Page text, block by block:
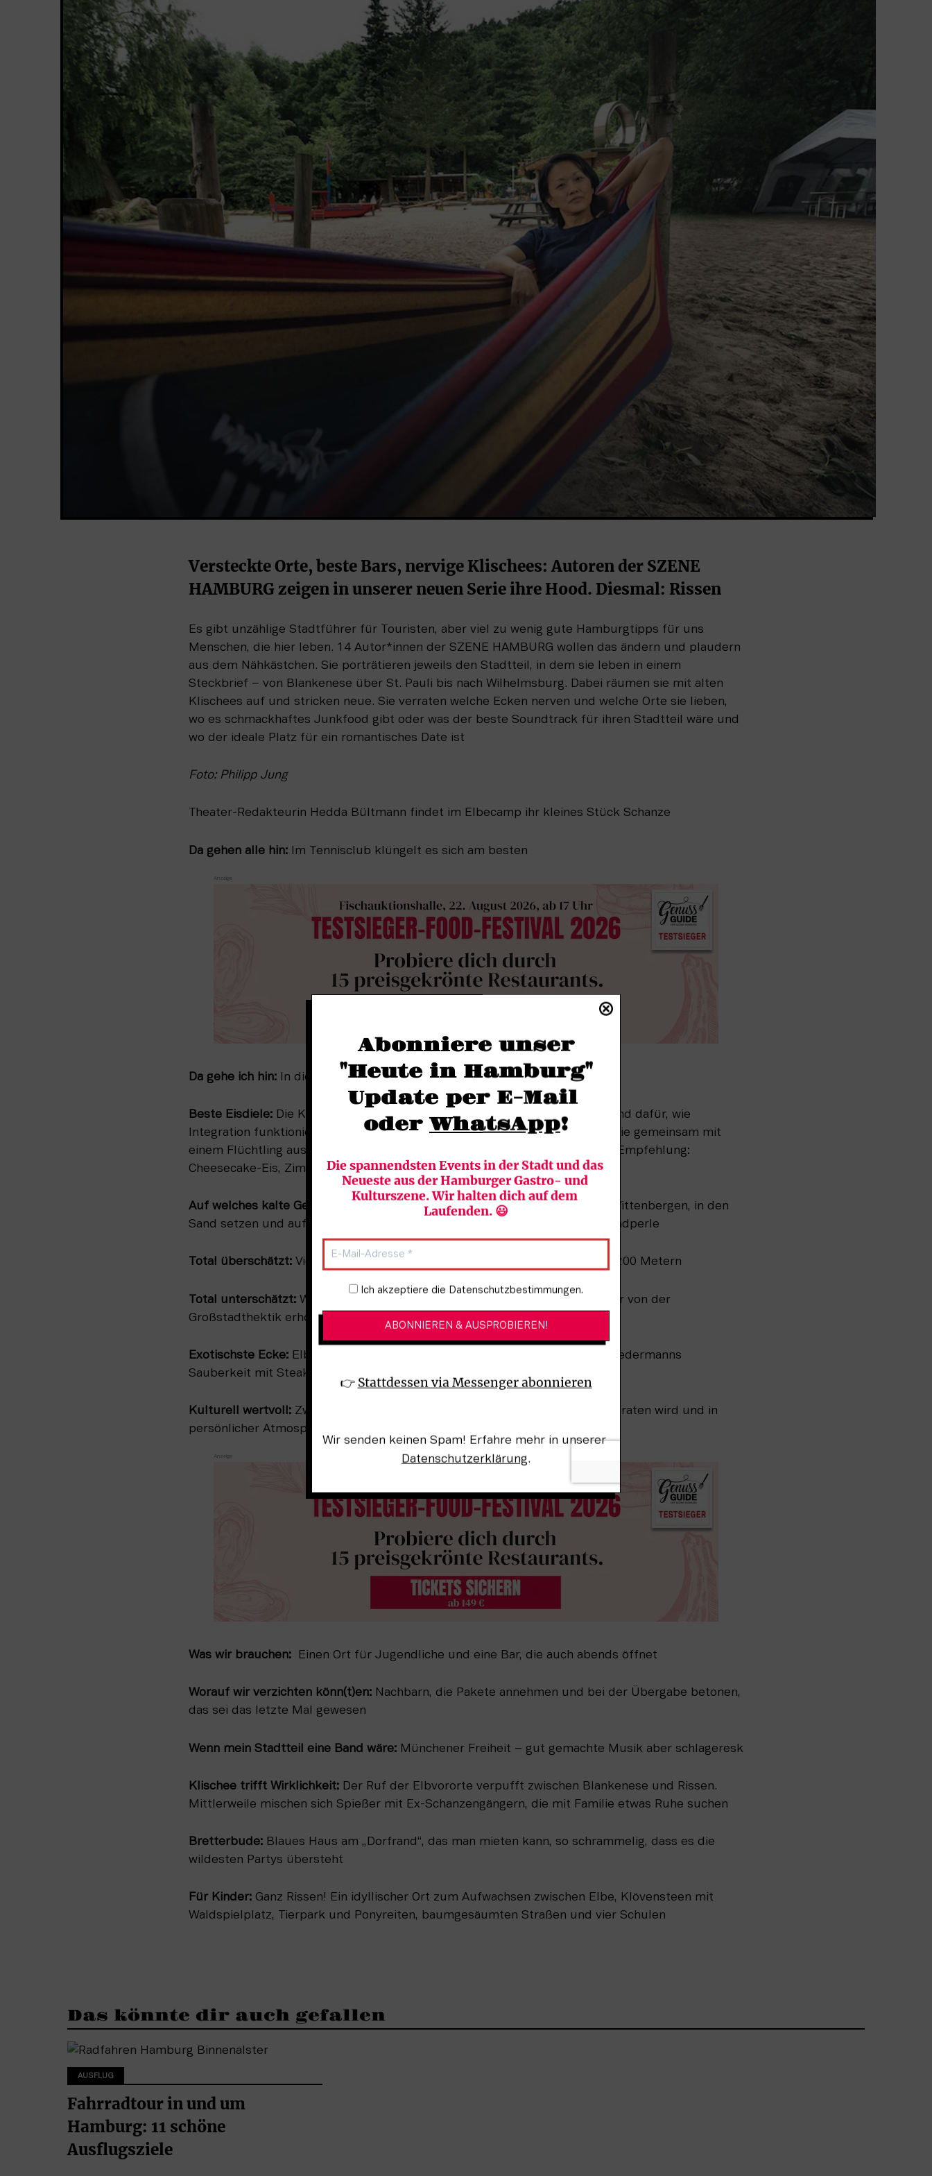
Versteckte Orte, beste Bars, nervige Klischees: Autoren der SZENE
HAMBURG zeigen in unserer neuen Serie ihre Hood. Diesmal: Rissen
Es gibt unzählige Stadtführer für Touristen, aber viel zu wenig gute Hamburgtipps für uns
Menschen, die hier leben. 14 Autor*innen der SZENE HAMBURG wollen das ändern und plaudern
aus dem Nähkästchen. Sie porträtieren jeweils den Stadtteil, in dem sie leben in einem
Steckbrief – von Blankenese über St. Pauli bis nach Wilhelmsburg. Dabei räumen sie mit alten
Klischees auf und stricken neue. Sie verraten welche Ecken nerven und welche Orte sie lieben,
wo es schmackhaftes Junkfood gibt oder was der beste Soundtrack für ihren Stadtteil wäre und
wo der ideale Platz für ein romantisches Date ist
Foto: Philipp Jung
Theater-Redakteurin Hedda Bültmann findet im Elbecamp ihr kleines Stück Schanze
Da gehen alle hin: Im Tennisclub klüngelt es sich am besten
Da gehe ich hin: In die Schanze
Beste Eisdiele:
Die Kalte Schnauze steht für das beste hausgemachte Eis und dafür, wie
Integration funktioniert: Betrieben wird das Eiscafé von einer Rissener Familie gemeinsam mit
einem Flüchtling aus Syrien, der vor dem Krieg in Aleppo drei Cafés besaß. Empfehlung:
Cheesecake-Eis, Zimtschnecken, belgische Waffeln
Auf welches kalte Getränk wohin:
Mit Freunden und einem „Sixpack“ nach Wittenbergen, in den
Sand setzen und auf die Elbe schauen. Nicht so überlaufen wie an der Strandperle
Total überschätzt: Vier Apotheken, drei Bäckereien und zwei Drogerien auf 200 Metern
Total unterschätzt: Wie schnell man in der City ist und wie sehr man sich hier von der
Großstadthektik erholen kann
Exotischste Ecke: Elbecamp (siehe Foto) – eine Hippie-Oase inmitten von Biedermanns
Sauberkeit mit Steaks vom offenen Grill
Kulturell wertvoll: Zwei kleine Buchläden, in denen man noch zeitintensiv beraten wird und in
persönlicher Atmosphäre stöbern kann
Was wir brauchen: Einen Ort für Jugendliche und eine Bar, die auch abends öffnet
Worauf wir verzichten könn(t)en: Nachbarn, die Pakete annehmen und bei der Übergabe betonen,
das sei das letzte Mal gewesen
Wenn mein Stadtteil eine Band wäre: Münchener Freiheit – gut gemachte Musik aber schlageresk
Klischee trifft Wirklichkeit:
Der Ruf der Elbvororte verpufft zwischen Blankenese und Rissen.
Mittlerweile mischen sich Spießer mit Ex-Schanzengängern, die mit Familie etwas Ruhe suchen
Bretterbude: Blaues Haus am „Dorfrand“, das man mieten kann, so schrammelig, dass es die
wildesten Partys übersteht
Für Kinder: Ganz Rissen! Ein idyllischer Ort zum Aufwachsen zwischen Elbe, Klövensteen mit
Waldspielplatz, Tierpark und Ponyreiten, baumgesäumten Straßen und vier Schulen
Abonniere unser
"Heute in Hamburg"
Update per E-Mail
oder WhatsApp!
Die spannendsten Events in der Stadt und das
Neueste aus der Hamburger Gastro- und
Kulturszene. Wir halten dich auf dem
Laufenden. 😃
Newsletter-Anmeldung
Ich akzeptiere die Datenschutzbestimmungen.
👉 Stattdessen via Messenger abonnieren
Wir senden keinen Spam! Erfahre mehr in unserer
Datenschutzerklärung.
Das könnte dir auch gefallen
AUSFLUG
Fahrradtour in und um
Hamburg: 11 schöne
Ausflugsziele